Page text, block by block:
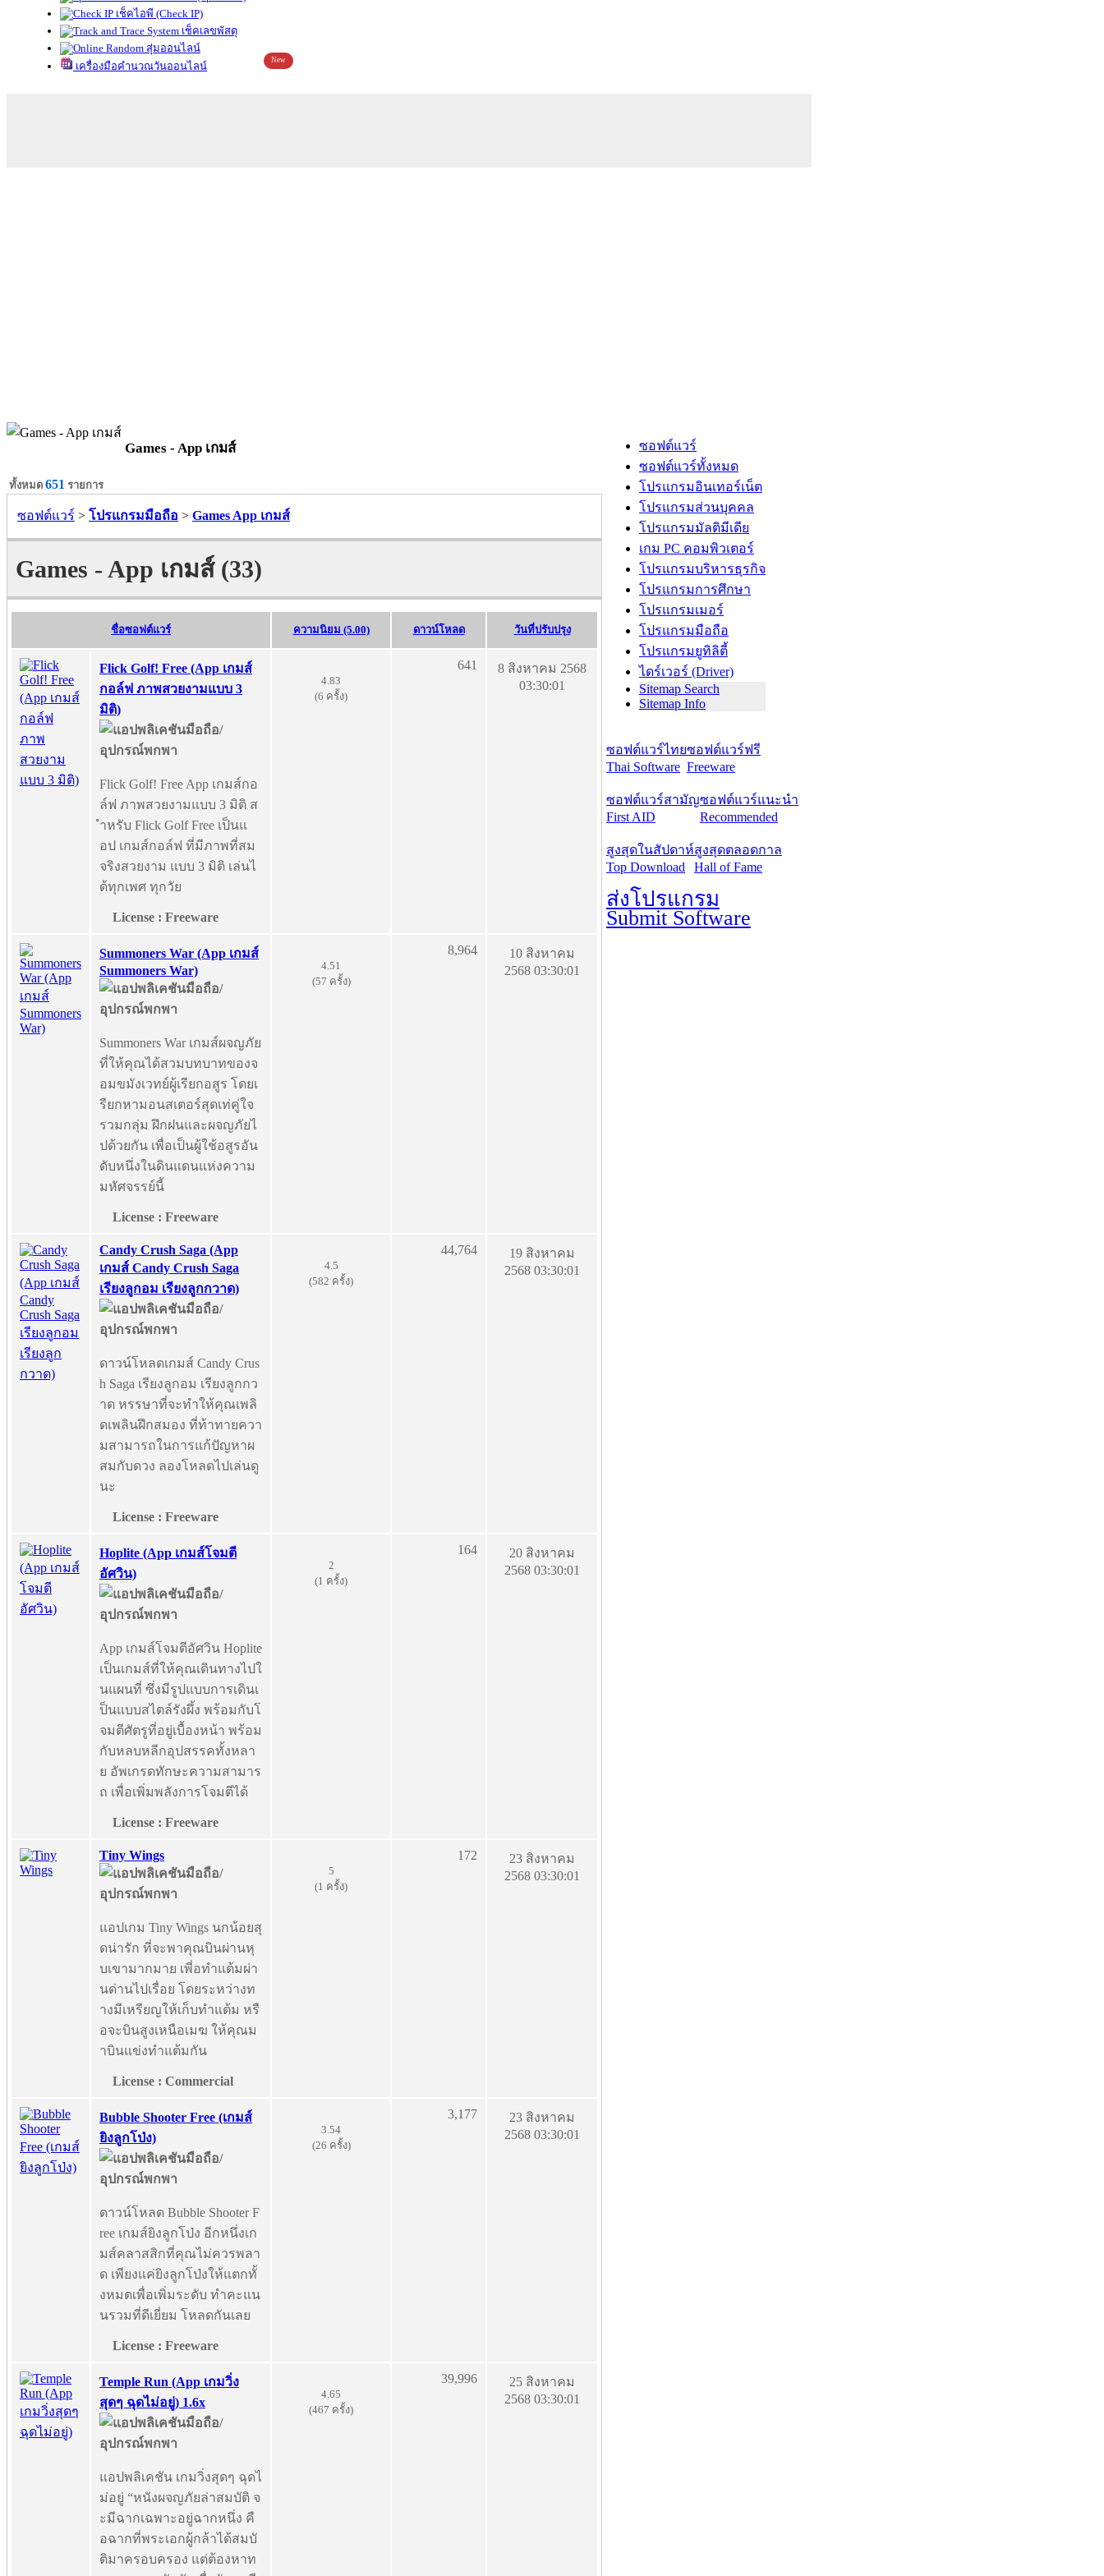
เช็คไอพี (Check IP)
เช็คเลขพัสดุ
สุ่มออนไลน์
เครื่องมือคำนวณวันออนไลน์
New
Games - App เกมส์
ทั้งหมด 651 รายการ
ซอฟต์แวร์ > โปรแกรมมือถือ > Games App เกมส์
Games - App เกมส์ (33)
ชื่อซอฟต์แวร์ ความนิยม (5.00) ดาวน์โหลด วันที่ปรับปรุง
Flick Golf! Free (App เกมส์
กอล์ฟ ภาพสวยงามแบบ 3
มิติ)
Flick Golf! Free App เกมส์กอ
ล์ฟ ภาพสวยงามแบบ 3 มิติ ส
ำหรับ Flick Golf Free เป็นแ
อป เกมส์กอล์ฟ ที่มีภาพที่สม
จริงสวยงาม แบบ 3 มิติ เล่นไ
ด้ทุกเพศ ทุกวัย
License : Freeware
4.83
(6 ครั้ง)
641
8 สิงหาคม 2568
03:30:01
Summoners War (App เกมส์
Summoners War)
Summoners War เกมส์ผจญภัย
ที่ให้คุณได้สวมบทบาทของจ
อมขมังเวทย์ผู้เรียกอสูร โดยเ
รียกหามอนสเตอร์สุดเท่คู่ใจ
รวมกลุ่ม ฝึกฝนและผจญภัยไ
ปด้วยกัน เพื่อเป็นผู้ใช้อสูรอัน
ดับหนึ่งในดินแดนแห่งความ
มหัศจรรย์นี้
License : Freeware
4.51
(57 ครั้ง)
8,964
10 สิงหาคม
2568 03:30:01
Candy Crush Saga (App
เกมส์ Candy Crush Saga
เรียงลูกอม เรียงลูกกวาด)
ดาวน์โหลดเกมส์ Candy Crus
h Saga เรียงลูกอม เรียงลูกกว
าด หรรษาที่จะทำให้คุณเพลิ
ดเพลินฝึกสมอง ที่ท้าทายควา
มสามารถในการแก้ปัญหาผ
สมกับดวง ลองโหลดไปเล่นดู
นะ
License : Freeware
4.5
(582 ครั้ง)
44,764
19 สิงหาคม
2568 03:30:01
Hoplite (App เกมส์โจมตี
อัศวิน)
App เกมส์โจมตีอัศวิน Hoplite
เป็นเกมส์ที่ให้คุณเดินทางไปใ
นแผนที่ ซึ่งมีรูปแบบการเดินเ
ป็นแบบสไตล์รังผึ้ง พร้อมกับโ
จมตีศัตรูที่อยู่เบื้องหน้า พร้อม
กับหลบหลีกอุปสรรคทั้งหลา
ย อัพเกรดทักษะความสามาร
ถ เพื่อเพิ่มพลังการโจมตีได้
License : Freeware
2
(1 ครั้ง)
164
20 สิงหาคม
2568 03:30:01
Tiny Wings
แอปเกม Tiny Wings นกน้อยสุ
ดน่ารัก ที่จะพาคุณบินผ่านหุ
บเขามากมาย เพี่อทำแต้มผ่า
นด่านไปเรื่อย โดยระหว่างท
างมีเหรียญให้เก็บทำแต้ม หรื
อจะบินสูงเหนือเมฆ ให้คุณม
าบินแข่งทำแต้มกัน
License : Commercial
5
(1 ครั้ง)
172
23 สิงหาคม
2568 03:30:01
Bubble Shooter Free (เกมส์
ยิงลูกโป่ง)
ดาวน์โหลด Bubble Shooter F
ree เกมส์ยิงลูกโป่ง อีกหนึ่งเก
มส์คลาสสิกที่คุณไม่ควรพลา
ด เพียงแค่ยิงลูกโป่งให้แตกทั้
งหมดเพื่อเพิ่มระดับ ทำคะแน
นรวมที่ดีเยี่ยม โหลดกันเลย
License : Freeware
3.54
(26 ครั้ง)
3,177
23 สิงหาคม
2568 03:30:01
Temple Run (App เกมวิ่ง
สุดๆ ฉุดไม่อยู่) 1.6x
แอปพลิเคชัน เกมวิ่งสุดๆ ฉุดไ
ม่อยู่ “หนังผจญภัยล่าสมบัติ จ
ะมีฉากเฉพาะอยู่ฉากหนึ่ง คื
อฉากที่พระเอกผู้กล้าได้สมบั
ติมาครอบครอง แต่ต้องหาท
4.65
(467 ครั้ง)
39,996
25 สิงหาคม
2568 03:30:01
ซอฟต์แวร์
ซอฟต์แวร์ทั้งหมด
โปรแกรมอินเทอร์เน็ต
โปรแกรมส่วนบุคคล
โปรแกรมมัลติมีเดีย
เกม PC คอมพิวเตอร์
โปรแกรมบริหารธุรกิจ
โปรแกรมการศึกษา
โปรแกรมเมอร์
โปรแกรมมือถือ
โปรแกรมยูทิลิตี้
ไดร์เวอร์ (Driver)
Sitemap Search
Sitemap Info
ซอฟต์แวร์ไทย
Thai Software
ซอฟต์แวร์ฟรี
Freeware
ซอฟต์แวร์สามัญ
First AID
ซอฟต์แวร์แนะนำ
Recommended
สูงสุดในสัปดาห์
Top Download
สูงสุดตลอดกาล
Hall of Fame
ส่งโปรแกรม
Submit Software